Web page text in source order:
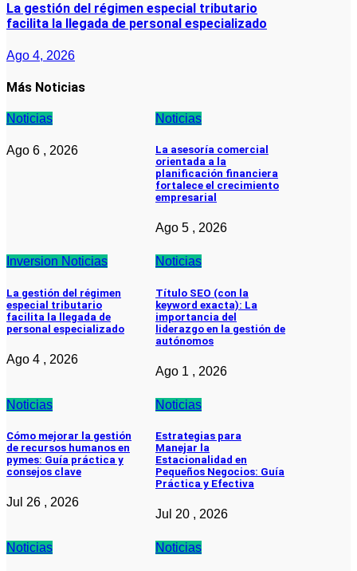
La gestión del régimen especial tributario
facilita la llegada de personal especializado
Ago 4, 2026
Más Noticias
Noticias
Ago 6 , 2026
Noticias
La asesoría comercial
orientada a la
planificación financiera
fortalece el crecimiento
empresarial
Ago 5 , 2026
Inversion Noticias
La gestión del régimen
especial tributario
facilita la llegada de
personal especializado
Ago 4 , 2026
Noticias
Título SEO (con la
keyword exacta): La
importancia del
liderazgo en la gestión de
autónomos
Ago 1 , 2026
Noticias
Cómo mejorar la gestión
de recursos humanos en
pymes: Guía práctica y
consejos clave
Jul 26 , 2026
Noticias
Estrategias para
Manejar la
Estacionalidad en
Pequeños Negocios: Guía
Práctica y Efectiva
Jul 20 , 2026
Noticias Noticias